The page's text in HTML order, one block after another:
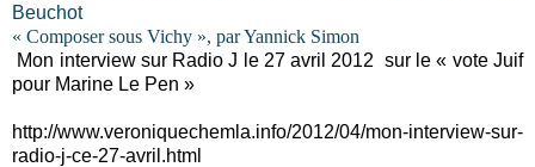
Beuchot
« Composer sous Vichy », par Yannick Simon
Mon interview sur Radio J le 27 avril 2012 sur le « vote Juif
pour Marine Le Pen »
http://www.veroniquechemla.info/2012/04/mon-interview-sur-
radio-j-ce-27-avril.html